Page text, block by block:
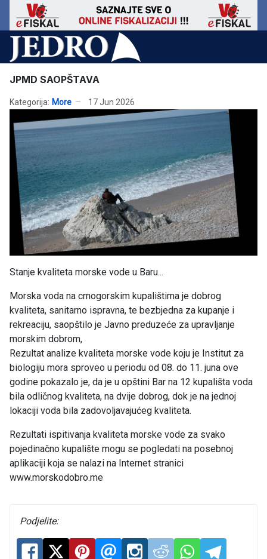
JPMD SAOPŠTAVA
Kategorija: More 17 Jun 2026
Stanje kvaliteta morske vode u Baru...
Morska voda na crnogorskim kupalištima je dobrog
kvaliteta, sanitarno ispravna, te bezbjedna za kupanje i
rekreaciju, saopštilo je Javno preduzeće za upravljanje
morskim dobrom,
Rezultat analize kvaliteta morske vode koju je Institut za
biologiju mora sproveo u periodu od 08. do 11. juna ove
godine pokazalo je, da je u opštini Bar na 12 kupališta voda
bila odličnog kvaliteta, na dvije dobrog, dok je na jednoj
lokaciji voda bila zadovoljavajućeg kvaliteta.
Rezultati ispitivanja kvaliteta morske vode za svako
pojedinačno kupalište mogu se pogledati na posebnoj
aplikaciji koja se nalazi na Internet stranici
www.morskodobro.me
Podjelite: